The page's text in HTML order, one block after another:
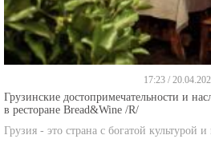
17:23 /
Грузинские достопримечательности и
в ресторане Bread&Wine /R/
Грузия - это страна с богатой культурой